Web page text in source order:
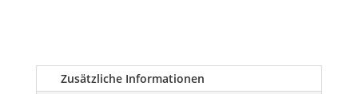
Zusätzliche Informationen